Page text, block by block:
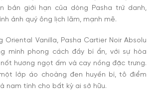
bản giới hạn của dòng Pasha trứ danh,
ảnh quý ông lịch lãm, mạnh mẽ.
Oriental Vanilla, Pasha Cartier Noir Absolu
mình phong cách đầy bí ẩn, với sự hòa
hương ngọt ấm và cay nồng đặc trưng.
lớp áo choàng đen huyền bí, tô điểm
nam tính cho bất kỳ ai sở hữu.